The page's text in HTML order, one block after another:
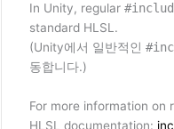
In Unity, regular
standard HLSL.
(Unity에서 일반적인
동합니다.)
For more information on
HLSL documentation: